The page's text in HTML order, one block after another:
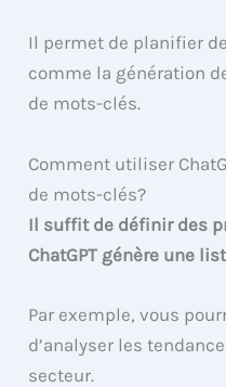
Il permet de planifier
comme la génération
de mots-clés.
Comment utiliser
de mots-clés?
Il suffit de définir des
ChatGPT génère une
Par exemple, vous
d’analyser les
secteur.